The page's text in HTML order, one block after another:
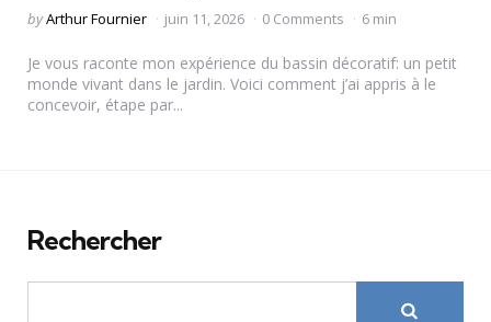
Posted
byArthur Fournier juin 11, 2026 0 Comments 6 min
Je vous raconte mon expérience du bassin décoratif: un petit
monde vivant dans le jardin. Voici comment j’ai appris à le
concevoir, étape par...
Rechercher